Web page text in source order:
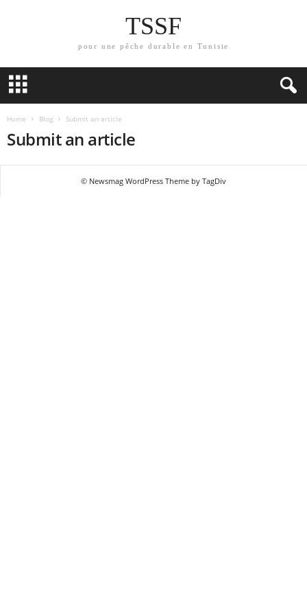
TSSF
pour une pêche durable en Tunisie
Home Blog Submit an article
Submit an article
© Newsmag WordPress Theme by TagDiv